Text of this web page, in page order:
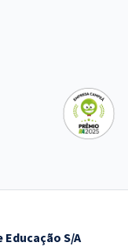
Educação S/A